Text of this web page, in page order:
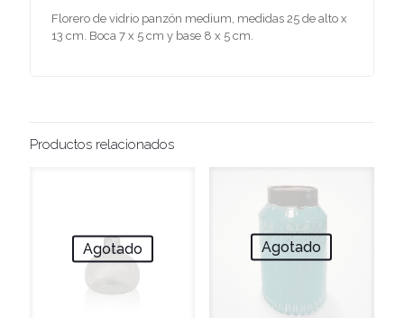
Florero de vidrio panzón medium, medidas 25 de alto x
13 cm. Boca 7 x 5 cm y base 8 x 5 cm.
Productos relacionados
Agotado Agotado